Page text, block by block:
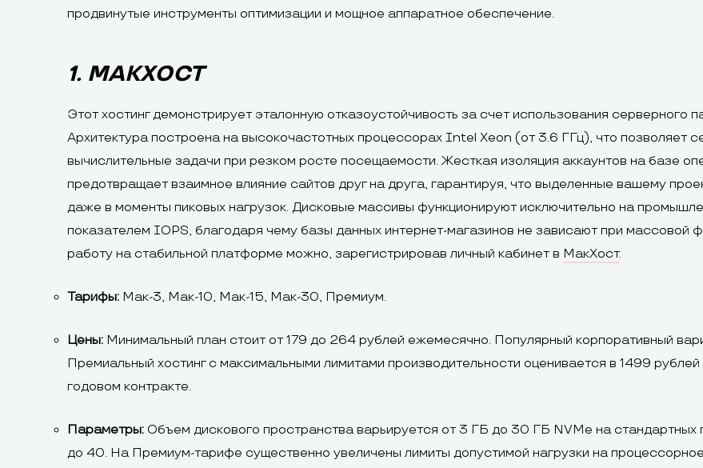
продвинутые инструменты оптимизации и мощное аппаратное обеспечение.
1. МАКХОСТ
Этот хостинг демонстрирует эталонную отказоустойчивость за счет использования серверного
Архитектура построена на высокочастотных процессорах Intel Xeon (от 3.6 ГГц), что позволяет
вычислительные задачи при резком росте посещаемости. Жесткая изоляция аккаунтов на базе
предотвращает взаимное влияние сайтов друг на друга, гарантируя, что выделенные вашему
даже в моменты пиковых нагрузок. Дисковые массивы функционируют исключительно на
показателем IOPS, благодаря чему базы данных интернет-магазинов не зависают при массовой
работу на стабильной платформе можно, зарегистрировав личный кабинет в МакХост.
Тарифы: Мак-3, Мак-10, Мак-15, Мак-30, Премиум.
Цены: Минимальный план стоит от 179 до 264 рублей ежемесячно. Популярный корпоративный
Премиальный хостинг с максимальными лимитами производительности оценивается в 1499
годовом контракте.
Параметры: Объем дискового пространства варьируется от 3 ГБ до 30 ГБ NVMe на
до 40. На Премиум-тарифе существенно увеличены лимиты допустимой нагрузки на